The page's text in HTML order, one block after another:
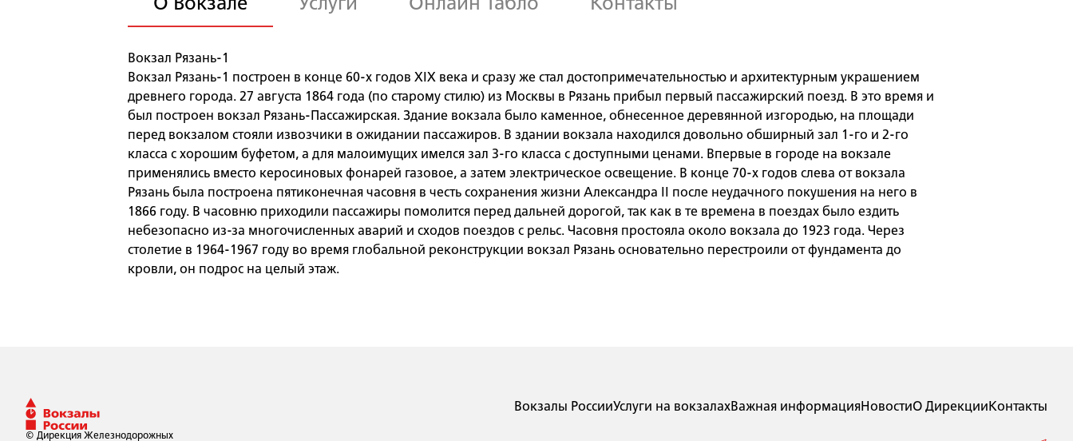
О Вокзале
Вокзал Рязань-1
Вокзал Рязань-1 построен в конце 60-х годов ХIХ века и сразу же стал достопримечательностью и архитектурным украшением
древнего города. 27 августа 1864 года (по старому стилю) из Москвы в Рязань прибыл первый пассажирский поезд. В это время и
был построен вокзал Рязань-Пассажирская. Здание вокзала было каменное, обнесенное деревянной изгородью, на площади
перед вокзалом стояли извозчики в ожидании пассажиров. В здании вокзала находился довольно обширный зал 1-го и 2-го
класса с хорошим буфетом, а для малоимущих имелся зал 3-го класса с доступными ценами. Впервые в городе на вокзале
применялись вместо керосиновых фонарей газовое, а затем электрическое освещение. В конце 70-х годов слева от вокзала
Рязань была построена пятиконечная часовня в честь сохранения жизни Александра II после неудачного покушения на него в
1866 году. В часовню приходили пассажиры помолится перед дальней дорогой, так как в те времена в поездах было ездить
небезопасно из-за многочисленных аварий и сходов поездов с рельс. Часовня простояла около вокзала до 1923 года. Через
столетие в 1964-1967 году во время глобальной реконструкции вокзал Рязань основательно перестроили от фундамента до
кровли, он подрос на целый этаж.
Услуги Онлайн Табло Контакты
© Дирекция Железнодорожных
Вокзалы РоссииУслуги на вокзалахВажная информацияНовостиО Дирекции Контакты